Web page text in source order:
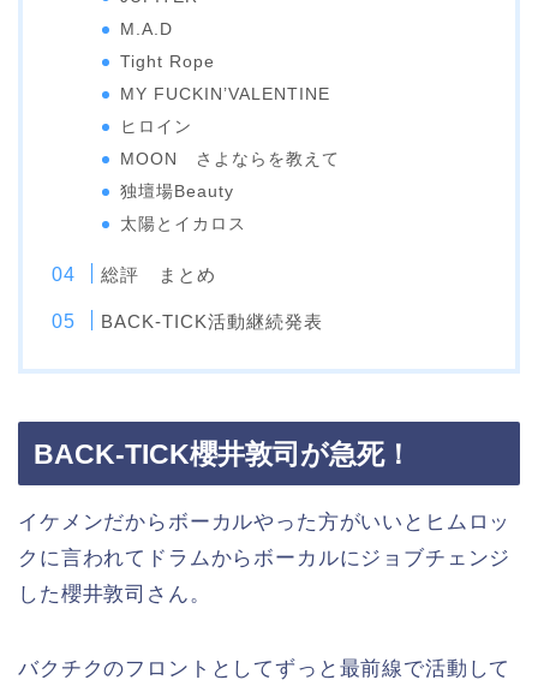
M.A.D
Tight Rope
MY FUCKIN’VALENTINE
ヒロイン
MOON さよならを教えて
独壇場Beauty
太陽とイカロス
総評 まとめ
BACK-TICK活動継続発表
BACK-TICK櫻井敦司が急死！
イケメンだからボーカルやった方がいいとヒムロッ
クに言われてドラムからボーカルにジョブチェンジ
した櫻井敦司さん。
バクチクのフロントとしてずっと最前線で活動して